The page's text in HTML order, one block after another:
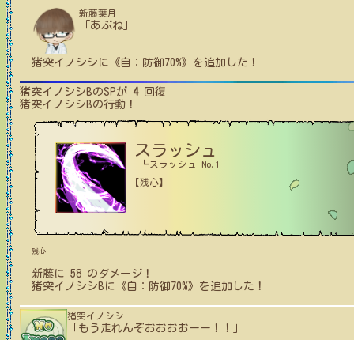
新藤葉月
「あぶね」
猪突イノシシ に 《自：防御70%》 を追加した！
猪突イノシシBのSPが 4回復
猪突イノシシBの行動！
スラッシュ
┗スラッシュ No.1
【残心】
残心
新藤に 58 のダメージ！
猪突イノシシB に 《自：防御70%》 を追加した！
猪突イノシシ
「もう走れんぞおおおおーー！！」